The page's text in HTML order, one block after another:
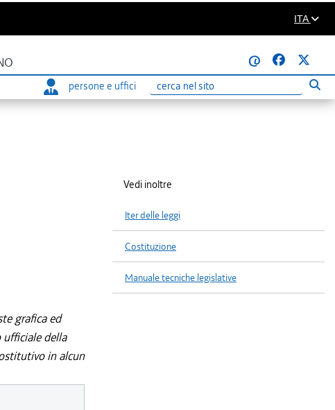
ITA
@
persone e uffici
Ricerca
grafica ed
della
in alcun
Vedi inoltre
Iter delle leggi
Costituzione
Manuale tecniche legislative